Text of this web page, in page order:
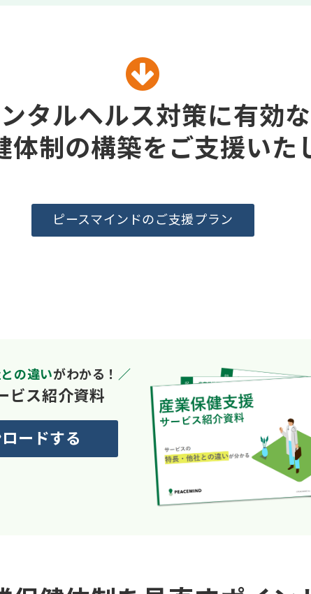
タルヘルス対策に有効な
体制の構築をご支援いた
ピースマインドのご支援プラン
の違いがわかる！ ／
ビス紹介資料
ードする